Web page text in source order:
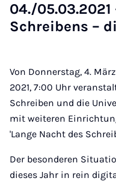
04./05.03.2021
Schrei­bens –
Von Donnerstag, 4.
2021, 7:00 Uhr
Schreiben und die
mit weiteren
'Lange Nacht des
Der besonderen
dieses Jahr in rein